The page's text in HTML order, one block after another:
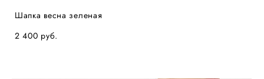
Шапка весна зеленая
2 400 pуб.